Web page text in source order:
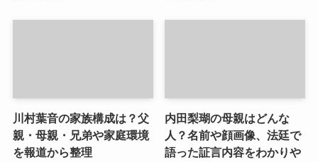
川村葉音の家族構成は？父
親・母親・兄弟や家庭環境
を報道から整理
内田梨瑚の母親はどんな
人？名前や顔画像、法廷で
語った証言内容をわかりや